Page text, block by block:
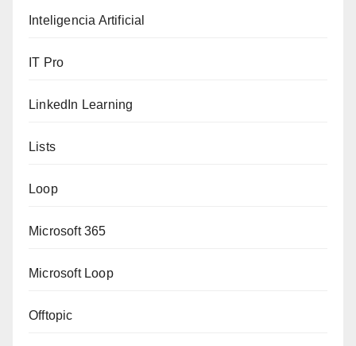
Inteligencia Artificial
IT Pro
LinkedIn Learning
Lists
Loop
Microsoft 365
Microsoft Loop
Offtopic